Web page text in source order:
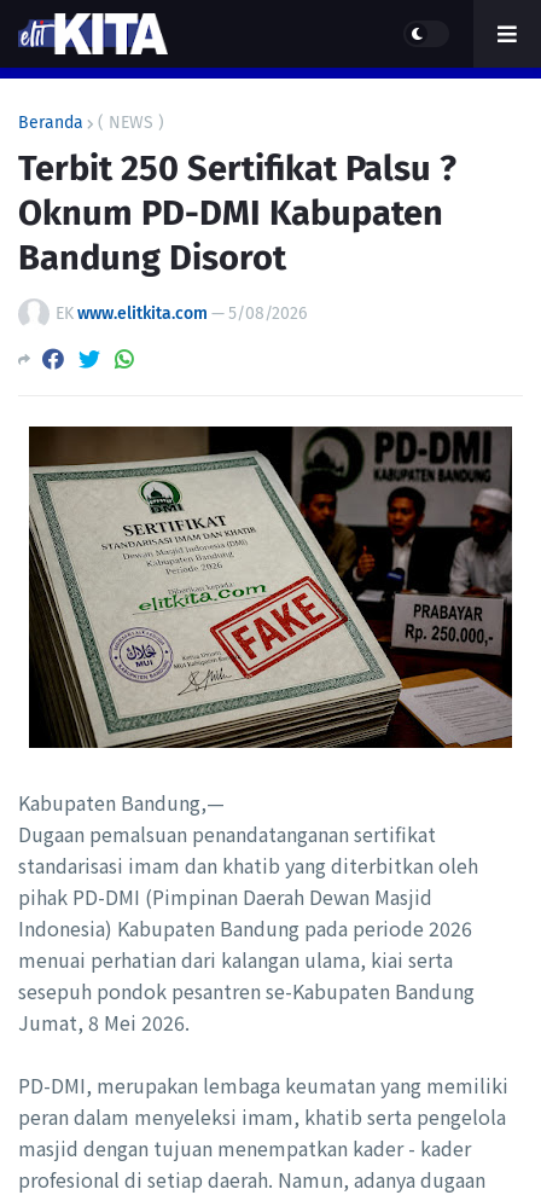
Beranda ( NEWS )
Terbit 250 Sertifikat Palsu ?
Oknum PD-DMI Kabupaten
Bandung Disorot
EKwww.elitkita.com —5/08/2026
Kabupaten Bandung,—
Dugaan pemalsuan penandatanganan sertifikat
standarisasi imam dan khatib yang diterbitkan oleh
pihak PD-DMI (Pimpinan Daerah Dewan Masjid
Indonesia) Kabupaten Bandung pada periode 2026
menuai perhatian dari kalangan ulama, kiai serta
sesepuh pondok pesantren se-Kabupaten Bandung
Jumat, 8 Mei 2026.
PD-DMI, merupakan lembaga keumatan yang memiliki
peran dalam menyeleksi imam, khatib serta pengelola
masjid dengan tujuan menempatkan kader - kader
profesional di setiap daerah. Namun, adanya dugaan